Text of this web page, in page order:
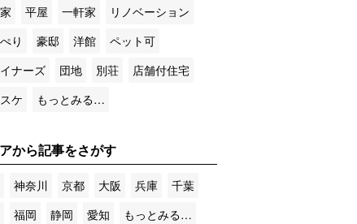
平屋 一軒家
リノベーション
り
豪邸 洋館
ペット可
ナーズ
団地 別荘
店舗付住宅
ケ
もっとみる…
から記事をさがす
神奈川 京都 大阪 兵庫
千葉
福岡 静岡 愛知 もっとみる…